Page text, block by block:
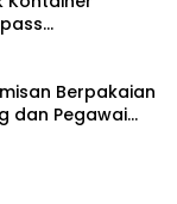
Berpakaian
dan Pegawai
Sentuh Atm